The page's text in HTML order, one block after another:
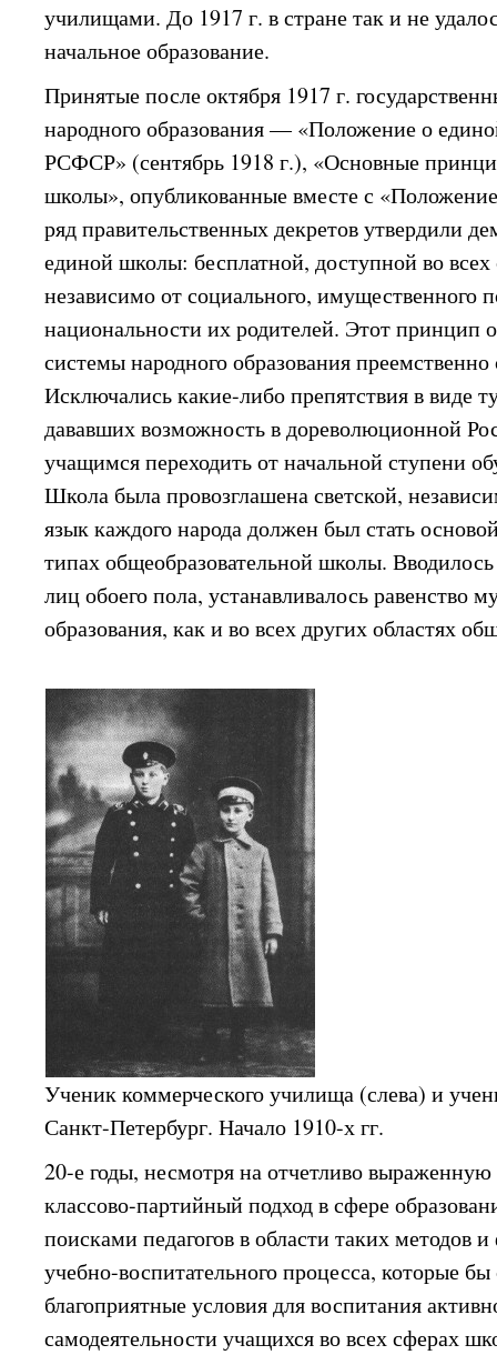
училищами. До 1917 г. в стране так и не
начальное образование.
Принятые после октября 1917 г.
народного образования — «Положение о
РСФСР» (сентябрь 1918 г.), «Основные
школы», опубликованные вместе с
ряд правительственных декретов утвердили
единой школы: бесплатной, доступной во всех
независимо от социального, имущественного
национальности их родителей. Этот принцип
системы народного образования
Исключались какие-либо препятствия в виде
дававших возможность в дореволюционной
учащимся переходить от начальной ступени
Школа была провозглашена светской,
язык каждого народа должен был стать
типах общеобразовательной школы.
лиц обоего пола, устанавливалось
образования, как и во всех других областях
Ученик коммерческого училища (слева) и
Санкт-Петербург. Начало 1910-х гг.
20-е годы, несмотря на отчетливо
классово-партийный подход в сфере
поисками педагогов в области таких методов
учебно-воспитательного процесса, которые
благоприятные условия для воспитания
самодеятельности учащихся во всех сферах